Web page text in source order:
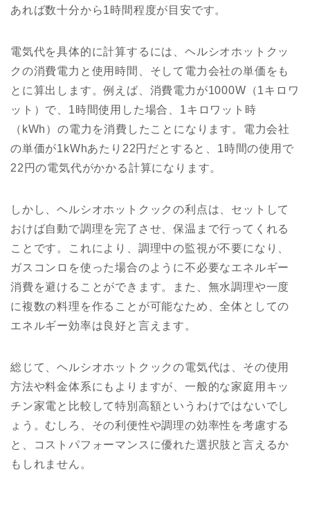
あれば数十分から1時間程度が目安です。
電気代を具体的に計算するには、ヘルシオホットクッ
クの消費電力と使用時間、そして電力会社の単価をも
とに算出します。例えば、消費電力が1000W（1キロワ
ット）で、1時間使用した場合、1キロワット時
（kWh）の電力を消費したことになります。電力会社
の単価が1kWhあたり22円だとすると、1時間の使用で
22円の電気代がかかる計算になります。
しかし、ヘルシオホットクックの利点は、セットして
おけば自動で調理を完了させ、保温まで行ってくれる
ことです。これにより、調理中の監視が不要になり、
ガスコンロを使った場合のように不必要なエネルギー
消費を避けることができます。また、無水調理や一度
に複数の料理を作ることが可能なため、全体としての
エネルギー効率は良好と言えます。
総じて、ヘルシオホットクックの電気代は、その使用
方法や料金体系にもよりますが、一般的な家庭用キッ
チン家電と比較して特別高額というわけではないでし
ょう。むしろ、その利便性や調理の効率性を考慮する
と、コストパフォーマンスに優れた選択肢と言えるか
もしれません。